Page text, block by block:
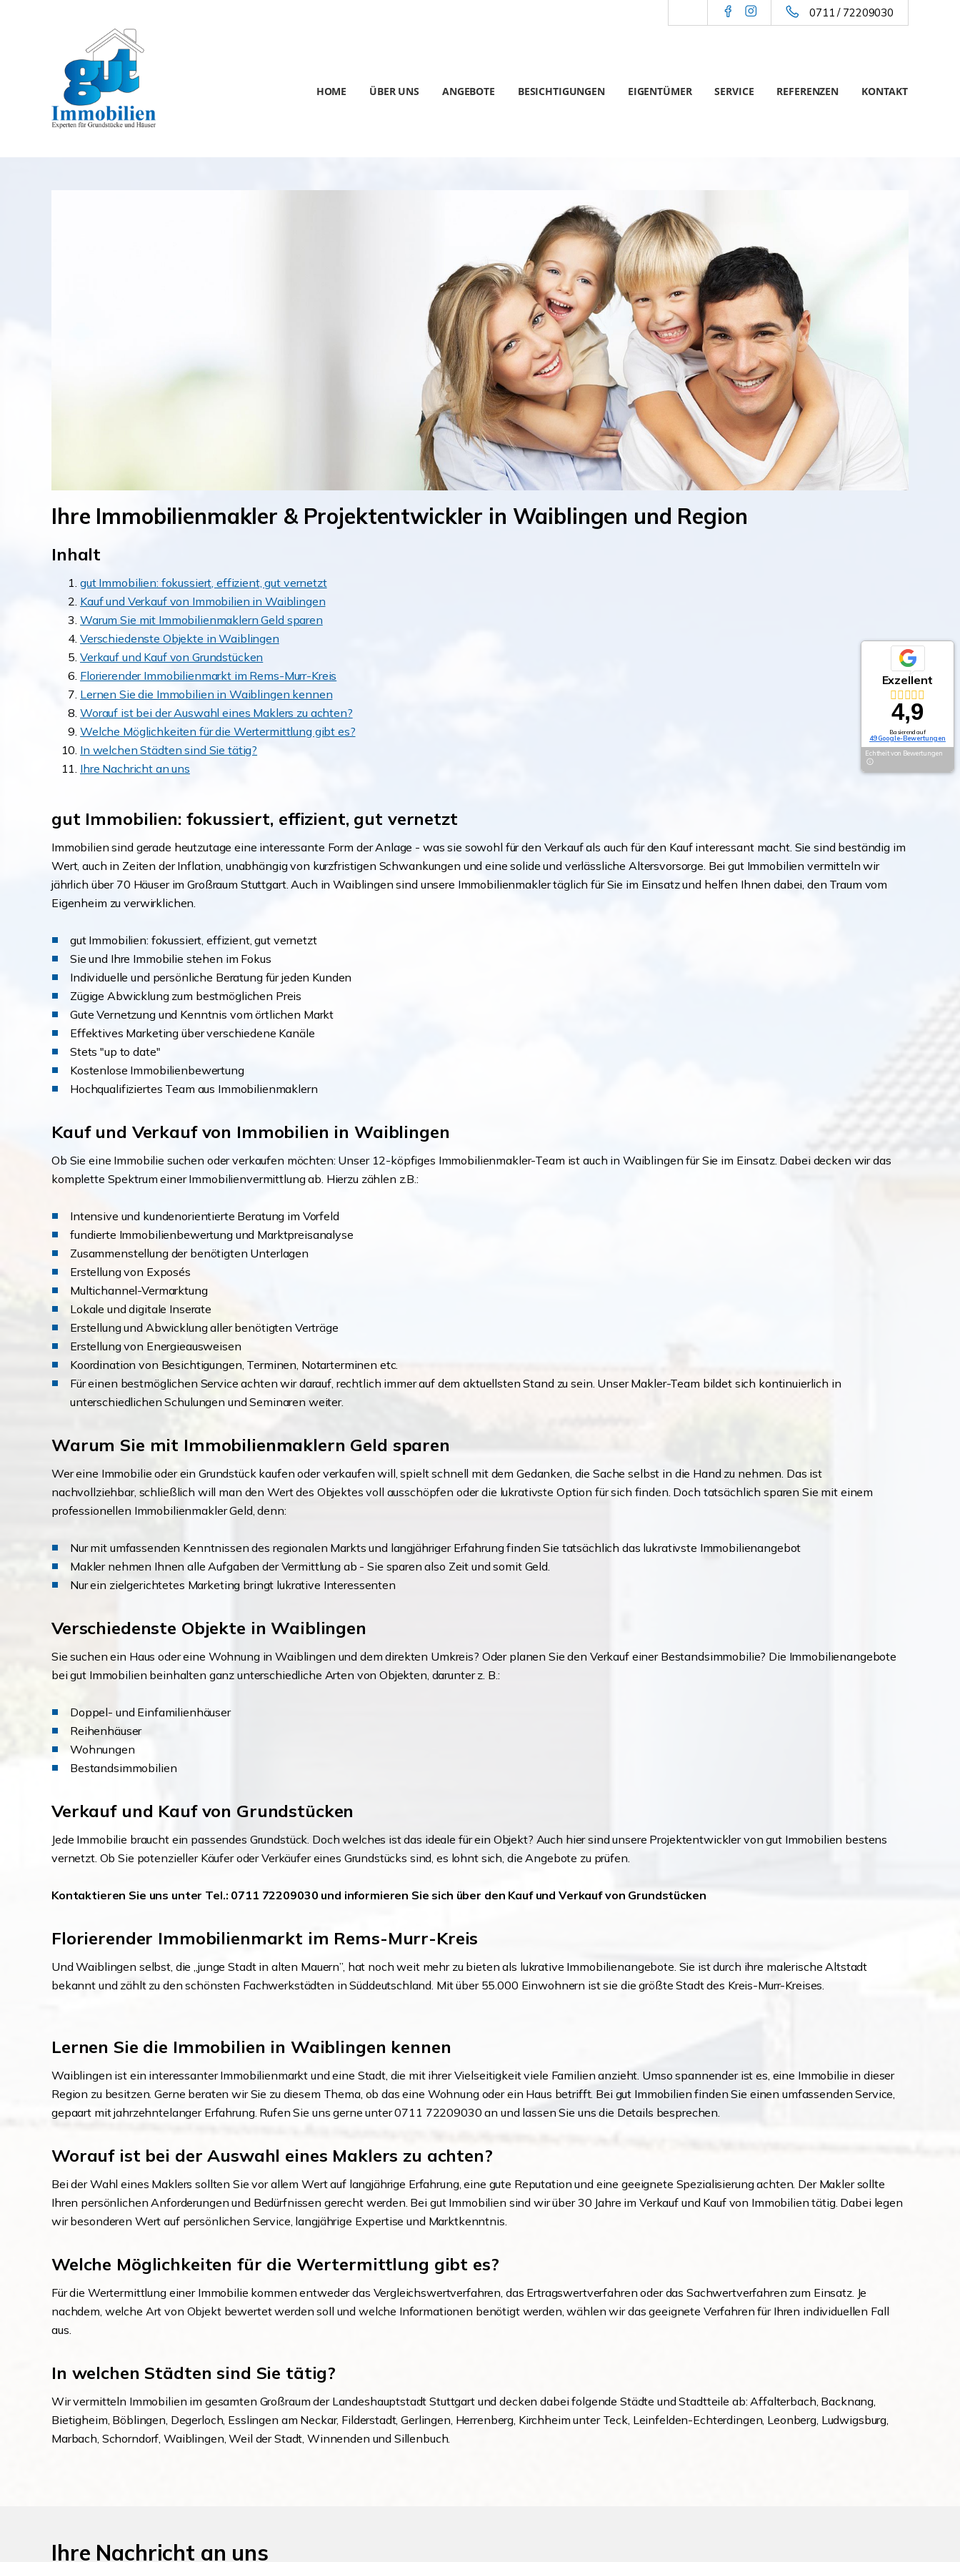
0711 / 72209030
HOME ÜBER UNS ANGEBOTE BESICHTIGUNGEN EIGENTÜMER SERVICE REFERENZEN KONTAKT
Ihre Immobilienmakler & Projektentwickler in Waiblingen und Region
Inhalt
gut Immobilien: fokussiert, effizient, gut vernetzt
Kauf und Verkauf von Immobilien in Waiblingen
Warum Sie mit Immobilienmaklern Geld sparen
Verschiedenste Objekte in Waiblingen
Verkauf und Kauf von Grundstücken
Florierender Immobilienmarkt im Rems-Murr-Kreis
Lernen Sie die Immobilien in Waiblingen kennen
Worauf ist bei der Auswahl eines Maklers zu achten?
Welche Möglichkeiten für die Wertermittlung gibt es?
In welchen Städten sind Sie tätig?
Ihre Nachricht an uns
gut Immobilien: fokussiert, effizient, gut vernetzt
Immobilien sind gerade heutzutage eine interessante Form der Anlage - was sie sowohl für den Verkauf als auch für den Kauf interessant macht. Sie sind beständig im
Wert, auch in Zeiten der Inflation, unabhängig von kurzfristigen Schwankungen und eine solide und verlässliche Altersvorsorge. Bei gut Immobilien vermitteln wir
jährlich über 70 Häuser im Großraum Stuttgart. Auch in Waiblingen sind unsere Immobilienmakler täglich für Sie im Einsatz und helfen Ihnen dabei, den Traum vom
Eigenheim zu verwirklichen.
gut Immobilien: fokussiert, effizient, gut vernetzt
Sie und Ihre Immobilie stehen im Fokus
Individuelle und persönliche Beratung für jeden Kunden
Zügige Abwicklung zum bestmöglichen Preis
Gute Vernetzung und Kenntnis vom örtlichen Markt
Effektives Marketing über verschiedene Kanäle
Stets "up to date"
Kostenlose Immobilienbewertung
Hochqualifiziertes Team aus Immobilienmaklern
Kauf und Verkauf von Immobilien in Waiblingen
Ob Sie eine Immobilie suchen oder verkaufen möchten: Unser 12-köpfiges Immobilienmakler-Team ist auch in Waiblingen für Sie im Einsatz. Dabei decken wir das
komplette Spektrum einer Immobilienvermittlung ab. Hierzu zählen z.B.:
Intensive und kundenorientierte Beratung im Vorfeld
fundierte Immobilienbewertung und Marktpreisanalyse
Zusammenstellung der benötigten Unterlagen
Erstellung von Exposés
Multichannel-Vermarktung
Lokale und digitale Inserate
Erstellung und Abwicklung aller benötigten Verträge
Erstellung von Energieausweisen
Koordination von Besichtigungen, Terminen, Notarterminen etc.
Für einen bestmöglichen Service achten wir darauf, rechtlich immer auf dem aktuellsten Stand zu sein. Unser Makler-Team bildet sich kontinuierlich in
unterschiedlichen Schulungen und Seminaren weiter.
Warum Sie mit Immobilienmaklern Geld sparen
Wer eine Immobilie oder ein Grundstück kaufen oder verkaufen will, spielt schnell mit dem Gedanken, die Sache selbst in die Hand zu nehmen. Das ist
nachvollziehbar, schließlich will man den Wert des Objektes voll ausschöpfen oder die lukrativste Option für sich finden. Doch tatsächlich sparen Sie mit einem
professionellen Immobilienmakler Geld, denn:
Nur mit umfassenden Kenntnissen des regionalen Markts und langjähriger Erfahrung finden Sie tatsächlich das lukrativste Immobilienangebot
Makler nehmen Ihnen alle Aufgaben der Vermittlung ab - Sie sparen also Zeit und somit Geld.
Nur ein zielgerichtetes Marketing bringt lukrative Interessenten
Verschiedenste Objekte in Waiblingen
Sie suchen ein Haus oder eine Wohnung in Waiblingen und dem direkten Umkreis? Oder planen Sie den Verkauf einer Bestandsimmobilie? Die Immobilienangebote
bei gut Immobilien beinhalten ganz unterschiedliche Arten von Objekten, darunter z. B.:
Doppel- und Einfamilienhäuser
Reihenhäuser
Wohnungen
Bestandsimmobilien
Verkauf und Kauf von Grundstücken
Jede Immobilie braucht ein passendes Grundstück. Doch welches ist das ideale für ein Objekt? Auch hier sind unsere Projektentwickler von gut Immobilien bestens
vernetzt. Ob Sie potenzieller Käufer oder Verkäufer eines Grundstücks sind, es lohnt sich, die Angebote zu prüfen.
Kontaktieren Sie uns unter Tel.: 0711 72209030 und informieren Sie sich über den Kauf und Verkauf von Grundstücken
Florierender Immobilienmarkt im Rems-Murr-Kreis
Und Waiblingen selbst, die „junge Stadt in alten Mauern”, hat noch weit mehr zu bieten als lukrative Immobilienangebote. Sie ist durch ihre malerische Altstadt
bekannt und zählt zu den schönsten Fachwerkstädten in Süddeutschland. Mit über 55.000 Einwohnern ist sie die größte Stadt des Kreis-Murr-Kreises.
Lernen Sie die Immobilien in Waiblingen kennen
Waiblingen ist ein interessanter Immobilienmarkt und eine Stadt, die mit ihrer Vielseitigkeit viele Familien anzieht. Umso spannender ist es, eine Immobilie in dieser
Region zu besitzen. Gerne beraten wir Sie zu diesem Thema, ob das eine Wohnung oder ein Haus betrifft. Bei gut Immobilien finden Sie einen umfassenden Service,
gepaart mit jahrzehntelanger Erfahrung. Rufen Sie uns gerne unter 0711 72209030 an und lassen Sie uns die Details besprechen.
Worauf ist bei der Auswahl eines Maklers zu achten?
Bei der Wahl eines Maklers sollten Sie vor allem Wert auf langjährige Erfahrung, eine gute Reputation und eine geeignete Spezialisierung achten. Der Makler sollte
Ihren persönlichen Anforderungen und Bedürfnissen gerecht werden. Bei gut Immobilien sind wir über 30 Jahre im Verkauf und Kauf von Immobilien tätig. Dabei legen
wir besonderen Wert auf persönlichen Service, langjährige Expertise und Marktkenntnis.
Welche Möglichkeiten für die Wertermittlung gibt es?
Für die Wertermittlung einer Immobilie kommen entweder das Vergleichswertverfahren, das Ertragswertverfahren oder das Sachwertverfahren zum Einsatz. Je
nachdem, welche Art von Objekt bewertet werden soll und welche Informationen benötigt werden, wählen wir das geeignete Verfahren für Ihren individuellen Fall
aus.
In welchen Städten sind Sie tätig?
Wir vermitteln Immobilien im gesamten Großraum der Landeshauptstadt Stuttgart und decken dabei folgende Städte und Stadtteile ab: Affalterbach, Backnang,
Bietigheim, Böblingen, Degerloch, Esslingen am Neckar, Filderstadt, Gerlingen, Herrenberg, Kirchheim unter Teck, Leinfelden-Echterdingen, Leonberg, Ludwigsburg,
Marbach, Schorndorf, Waiblingen, Weil der Stadt, Winnenden und Sillenbuch.
Ihre Nachricht an uns
Exzellent
4,9
Basierend auf
49 Google-Bewertungen
Echtheit von Bewertungen